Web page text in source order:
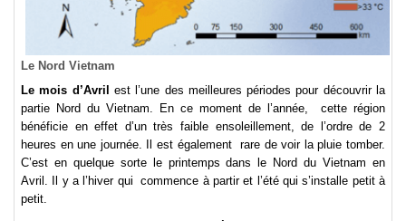
Le Nord Vietnam
Le mois d’Avril
est l’une des meilleures périodes pour découvrir la
partie Nord du Vietnam. En ce moment de l’année, cette région
bénéficie en effet d’un très faible ensoleillement, de l’ordre de 2
heures en une journée. Il est également rare de voir la pluie tomber.
C’est en quelque sorte le printemps dans le Nord du Vietnam en
Avril. Il y a l’hiver qui commence à partir et l’été qui s’installe petit à
petit.